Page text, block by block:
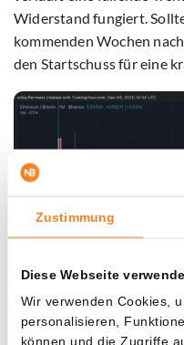
Zustimmung
Diese Webseite
Wir verwenden Cookies,
personalisieren,
können und die Zugriffe
Widerstand fungiert.
kommenden Wochen
den Startschuss für eine